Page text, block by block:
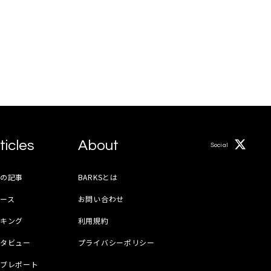
記事
ス
ング
ビュー
レポート
About
BARKSとは
お問い合わせ
利用規約
プライバシーポリシー
Social